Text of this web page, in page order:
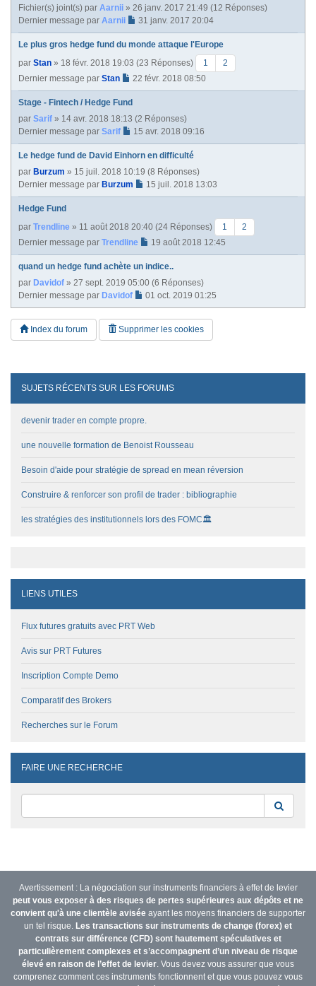
Fichier(s) joint(s) par Aarnii » 26 janv. 2017 21:49 (12 Réponses)
Dernier message par Aarnii 31 janv. 2017 20:04
Le plus gros hedge fund du monde attaque l'Europe
par Stan » 18 févr. 2018 19:03 (23 Réponses) 1
2
Dernier message par Stan 22 févr. 2018 08:50
Stage - Fintech / Hedge Fund
par Sarif » 14 avr. 2018 18:13 (2 Réponses)
Dernier message par Sarif 15 avr. 2018 09:16
Le hedge fund de David Einhorn en difficulté
par Burzum » 15 juil. 2018 10:19 (8 Réponses)
Dernier message par Burzum 15 juil. 2018 13:03
Hedge Fund
par Trendline » 11 août 2018 20:40 (24 Réponses) 1
2
Dernier message par Trendline 19 août 2018 12:45
quand un hedge fund achète un indice..
par Davidof » 27 sept. 2019 05:00 (6 Réponses)
Dernier message par Davidof 01 oct. 2019 01:25
Index du forum Supprimer les cookies
SUJETS RÉCENTS SUR LES FORUMS
devenir trader en compte propre.
une nouvelle formation de Benoist Rousseau
Besoin d'aide pour stratégie de spread en mean réversion
Construire & renforcer son profil de trader : bibliographie
les stratégies des institutionnels lors des FOMC🏛️
LIENS UTILES
Flux futures gratuits avec PRT Web
Avis sur PRT Futures
Inscription Compte Demo
Comparatif des Brokers
Recherches sur le Forum
FAIRE UNE RECHERCHE
Avertissement : La négociation sur instruments financiers à effet de levier
peut vous exposer à des risques de pertes supérieures aux dépôts et ne
convient qu'à une clientèle avisée ayant les moyens financiers de supporter
un tel risque. Les transactions sur instruments de change (forex) et
contrats sur différence (CFD) sont hautement spéculatives et
particulièrement complexes et s’accompagnent d’un niveau de risque
élevé en raison de l’effet de levier. Vous devez vous assurer que vous
comprenez comment ces instruments fonctionnent et que vous pouvez vous